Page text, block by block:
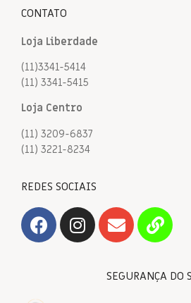
CONTATO
Loja Liberdade
(11)3341-5414
(11) 3341-5415
Loja Centro
(11) 3209-6837
(11) 3221-8234
REDES SOCIAIS
SEGURANÇA DO